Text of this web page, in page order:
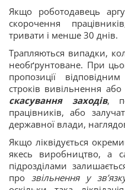
Якщо роботодавець
скорочення
тривати і менше 30 днів.
Трапляються випадки,
необґрунтоване. При
пропозиції
строків вивільнення або
скасування заходів,
працівників, або
державної влади,
Якщо ліквідується
якесь виробництво, а
підрозділами
про звільнення у